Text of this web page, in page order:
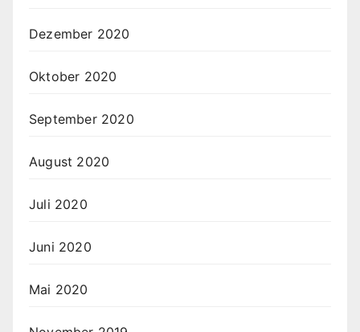
Dezember 2020
Oktober 2020
September 2020
August 2020
Juli 2020
Juni 2020
Mai 2020